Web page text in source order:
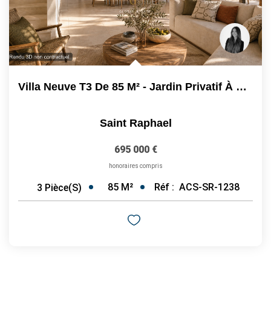
Villa Neuve T3 De 85 M² - Jardin Privatif À Saint-Raphaël -...
Saint Raphael
695 000 €
honoraires compris
3 Pièce(s) 85 M² Réf : ACS-SR-1238